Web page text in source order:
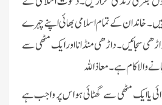
خاندان کے تمام اسلامی بھائی اپنے چہرے
سجائیں۔ داڑھی منڈانا اور ایک مٹھی سے
والا کام ہے۔ معا ذا للہ
ایک مٹھی سے گھٹائی ہو اس پر واجب ہے